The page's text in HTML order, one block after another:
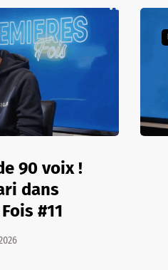
90 voix !
dans
#11